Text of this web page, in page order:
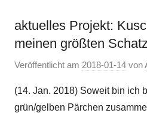
aktuelles Projekt:
meinen größten Schatz
Veröffentlicht am 2018-01-14 von
(14. Jan. 2018) Soweit bin ich
grün/gelben Pärchen